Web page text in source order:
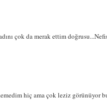
çok da merak ettim
hiç ama çok leziz görünüyor